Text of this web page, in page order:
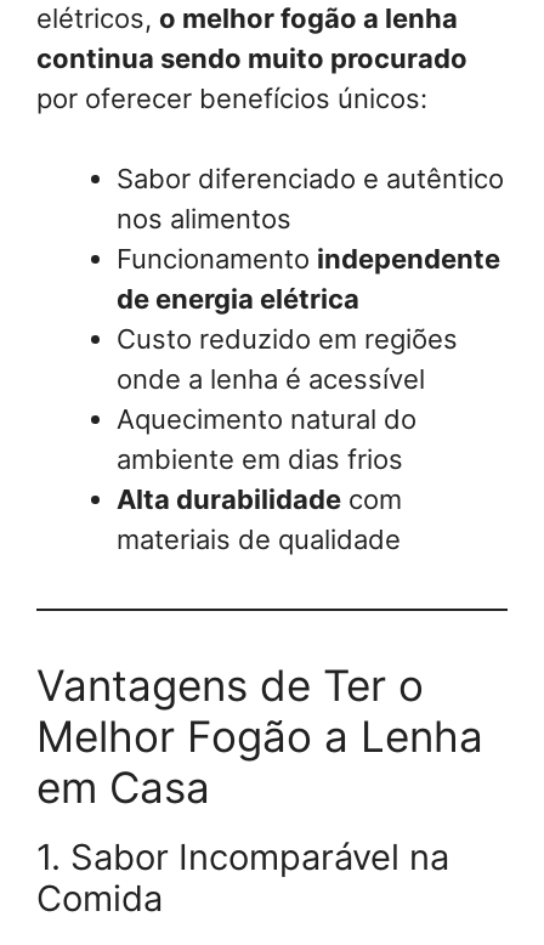
elétricos, o melhor fogão a lenha
continua sendo muito procurado
por oferecer benefícios únicos:
Sabor diferenciado e autêntico
nos alimentos
Funcionamento independente
de energia elétrica
Custo reduzido em regiões
onde a lenha é acessível
Aquecimento natural do
ambiente em dias frios
Alta durabilidade com
materiais de qualidade
Vantagens de Ter o
Melhor Fogão a Lenha
em Casa
1. Sabor Incomparável na
Comida